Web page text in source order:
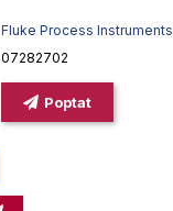
Fluke Process Instruments
07282702
Poptat